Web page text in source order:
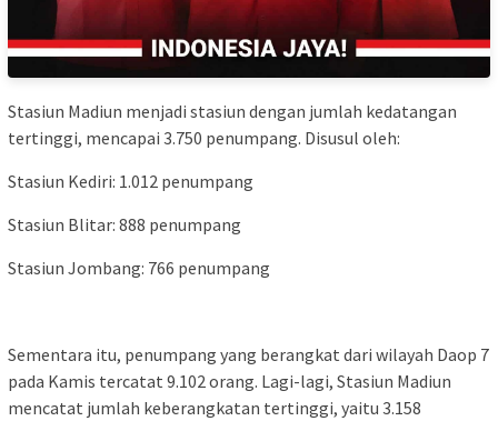
Stasiun Madiun menjadi stasiun dengan jumlah kedatangan
tertinggi, mencapai 3.750 penumpang. Disusul oleh:
Stasiun Kediri: 1.012 penumpang
Stasiun Blitar: 888 penumpang
Stasiun Jombang: 766 penumpang
Sementara itu, penumpang yang berangkat dari wilayah Daop 7
pada Kamis tercatat 9.102 orang. Lagi-lagi, Stasiun Madiun
mencatat jumlah keberangkatan tertinggi, yaitu 3.158